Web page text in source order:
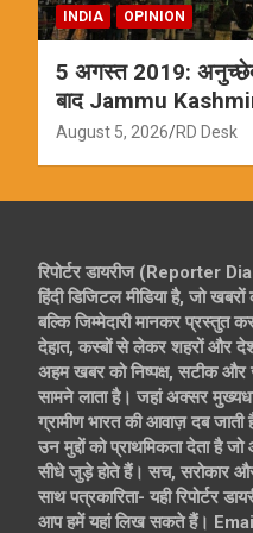
INDIA OPINION
5 अगस्त 2019:
बाद Jammu
August 5, 2026 RD Desk
रिपोर्टर डायरीज (Reporter
हिंदी डिजिटल मीडिया है, जो
बल्कि जिम्मेदारी मानकर प्रस्तुत
देहात, कस्बों से लेकर शहरों और
अहम खबर को निष्पक्ष, सटीक
सामने लाता है। जहां अक्सर
ग्रामीण भारत की आवाज़ दब जाती
उन मुद्दों को प्राथमिकता देता है
सीधे जुड़े होते हैं। सच, सरोकार
साथ पत्रकारिता- यही रिपोर्टर
आप हमें यहां लिख सकते हैं।